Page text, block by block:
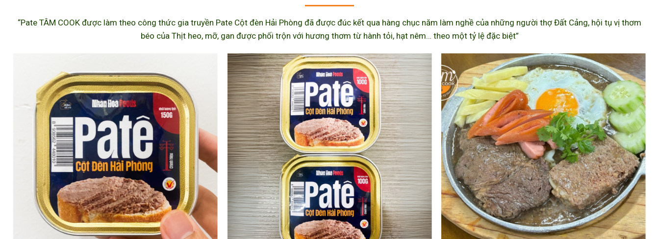
“Pate TÂM COOK được làm theo công thức gia truyền Pate Cột đèn Hải Phòng đã được đúc kết qua hàng chục năm làm nghề của những người thợ Đất Cảng, hội tụ vị thơm
béo của Thịt heo, mỡ, gan được phối trộn với hương thơm từ hành tỏi, hạt nêm… theo một tỷ lệ đặc biệt”